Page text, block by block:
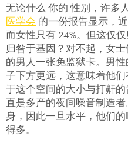
无论什么 你的 性别，许多
医学会 的一份报告显示，
而女性只有 24%。但这仅
归咎于基因？对不起，女
的男人一张免监狱卡。男
子下方更远，这意味着他
于这个空间的大小与打鼾
直是多产的夜间噪音制造
身，因此一旦水平，他们
得多。